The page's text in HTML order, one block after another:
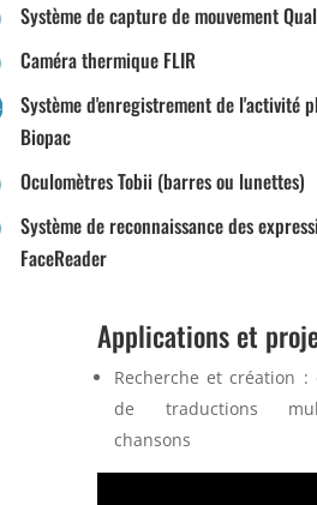
Système de capture de mouvement
Caméra thermique FLIR
Système d'enregistrement de l'activité
Biopac
Oculomètres Tobii (barres ou lunettes)
Système de reconnaissance des
FaceReader
Applications et
Recherche et création :
de traductions
chansons